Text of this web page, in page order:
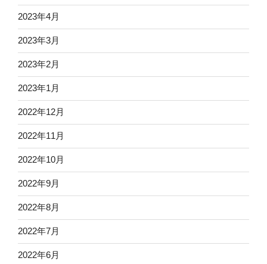
2023年4月
2023年3月
2023年2月
2023年1月
2022年12月
2022年11月
2022年10月
2022年9月
2022年8月
2022年7月
2022年6月